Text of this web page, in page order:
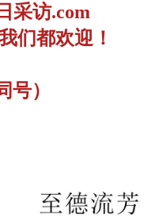
采访.com
们都欢迎！
号）